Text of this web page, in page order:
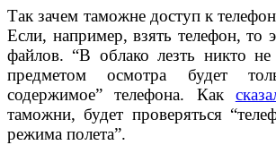
Так зачем таможне доступ к
Если, например, взять телефон, то
файлов. “В облако лезть никто не
предметом осмотра будет
содержимое” телефона. Как
таможни, будет проверяться
режима полета”.